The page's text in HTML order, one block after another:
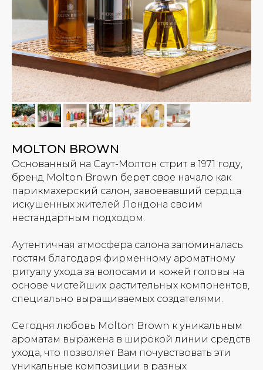
MOLTON BROWN
Основанный на Саут-Молтон стрит в 1971 году,
бренд Molton Brown берет свое начало как
парикмахерский салон, завоевавший сердца
искушенных жителей Лондона своим
нестандартным подходом.
Аутентичная атмосфера салона запоминалась
гостям благодаря фирменному ароматному
ритуалу ухода за волосами и кожей головы на
основе чистейших растительных компонентов,
специально выращиваемых создателями.
Сегодня любовь Molton Brown к уникальным
ароматам выражена в широкой линии средств
ухода, что позволяет Вам почувствовать эти
уникальные композиции в разных